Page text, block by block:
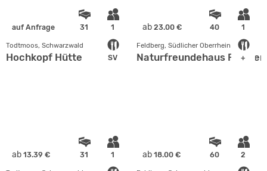
auf Anfrage 31 1
SV
Todtmoos, Schwarzwald
Hochkopf Hütte
ab 23.00 € 40 1
+
Feldberg, Südlicher Oberrhein
Naturfreundehaus
ab 13.39 € 31 1 ab 18.00 € 60 2